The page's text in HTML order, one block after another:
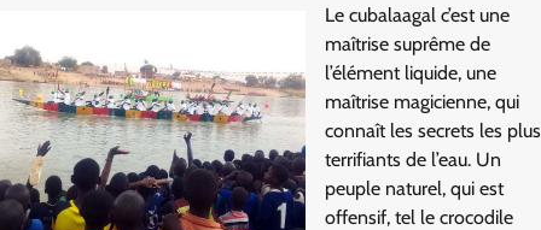
Le cubalaagal c’est une
maîtrise suprême de
l’élément liquide, une
maîtrise magicienne, qui
connaît les secrets les plus
terrifiants de l’eau. Un
peuple naturel, qui est
offensif, tel le crocodile